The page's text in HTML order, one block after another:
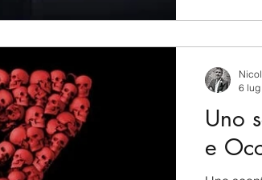
Uno
e
6